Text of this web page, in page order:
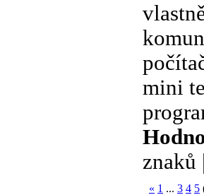
mini
znaků |
« 1 ... 3 4 5